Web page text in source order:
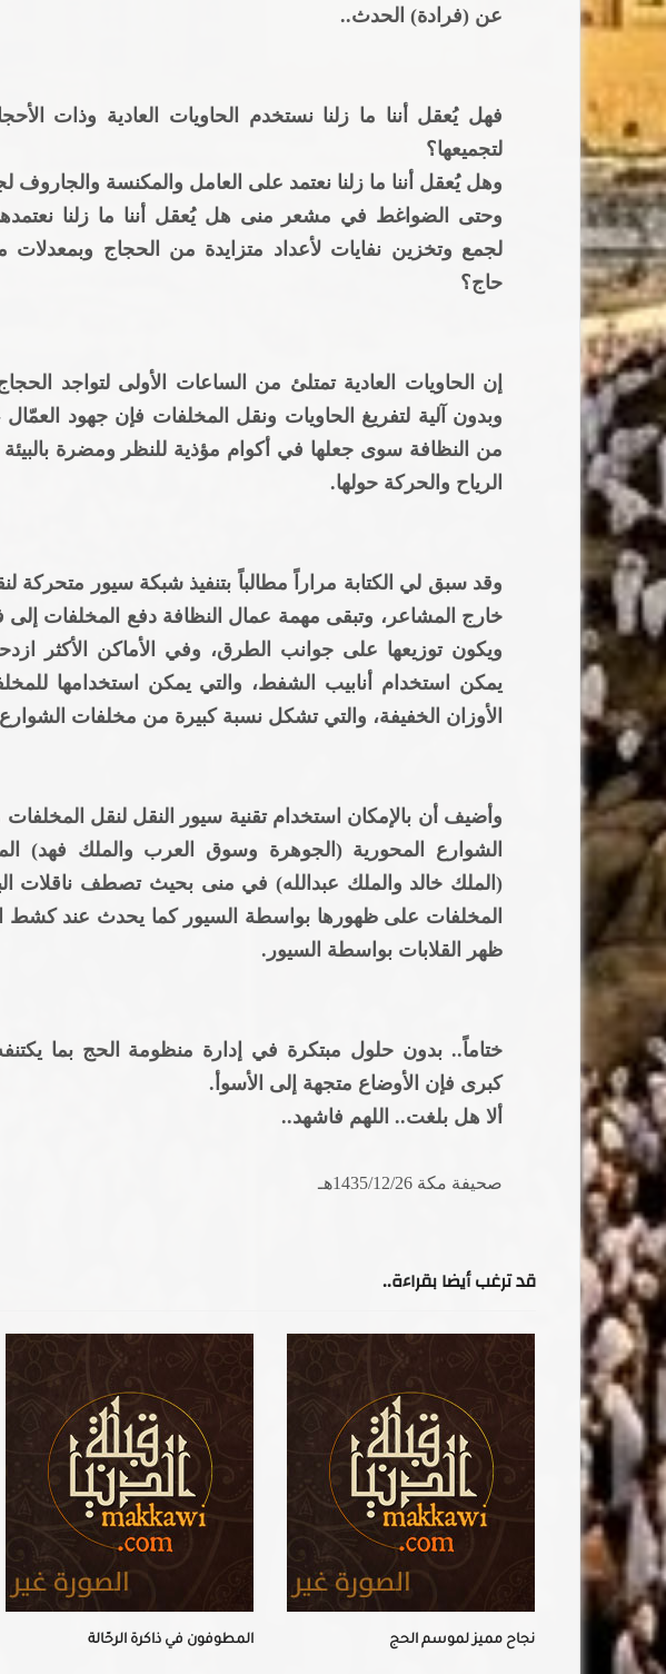
عن (فرادة) الحدث..
فهل يُعقل أننا ما زلنا نستخدم الحاويات العادية وذات
لتجميعها؟
وهل يُعقل أننا ما زلنا نعتمد على العامل والمكنسة والجاروف
وحتى الضواغط في مشعر منى هل يُعقل أننا ما زلنا
لجمع وتخزين نفايات لأعداد متزايدة من الحجاج
حاج؟
إن الحاويات العادية تمتلئ من الساعات الأولى لتواجد
وبدون آلية لتفريغ الحاويات ونقل المخلفات فإن جهود
من النظافة سوى جعلها في أكوام مؤذية للنظر ومضرة بالبيئة
الرياح والحركة حولها.
وقد سبق لي الكتابة مراراً مطالباً بتنفيذ شبكة سيور متحركة
خارج المشاعر، وتبقى مهمة عمال النظافة دفع المخلفات
ويكون توزيعها على جوانب الطرق، وفي الأماكن الأكثر
يمكن استخدام أنابيب الشفط، والتي يمكن استخدامها
الأوزان الخفيفة، والتي تشكل نسبة كبيرة من مخلفات
وأضيف أن بالإمكان استخدام تقنية سيور النقل لنقل
الشوارع المحورية (الجوهرة وسوق العرب والملك فهد)
(الملك خالد والملك عبدالله) في منى بحيث تصطف ناقلات
المخلفات على ظهورها بواسطة السيور كما يحدث عند
ظهر القلابات بواسطة السيور.
ختاماً.. بدون حلول مبتكرة في إدارة منظومة الحج بما
كبرى فإن الأوضاع متجهة إلى الأسوأ.
ألا هل بلغت.. اللهم فاشهد..
صحيفة مكة 1435/12/26هـ
قد ترغب أيضا بقراءة..
المطوفون في ذاكرة الرحّالة نجاح مميز لموسم الحج